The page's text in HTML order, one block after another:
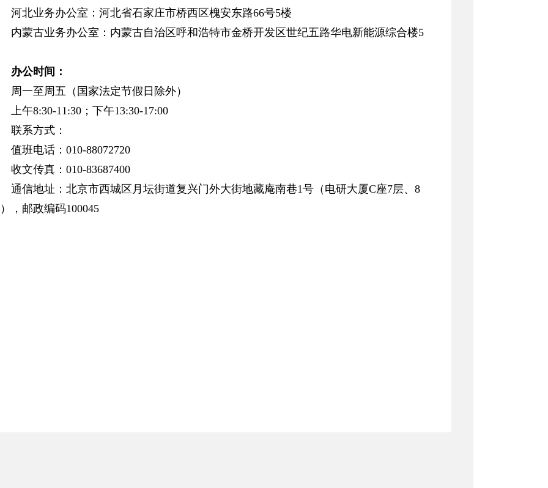
河北业务办公室：河北省石家庄市桥西区槐安东路66号5楼
内蒙古业务办公室：内蒙古自治区呼和浩特市金桥开发区世纪五路华电新能源综合楼5
办公时间：
周一至周五（国家法定节假日除外）
上午8:30-11:30；下午13:30-17:00
联系方式：
值班电话：010-88072720
收文传真：010-83687400
通信地址：北京市西城区月坛街道复兴门外大街地藏庵南巷1号（电研大厦C座7层、8
，邮政编码100045